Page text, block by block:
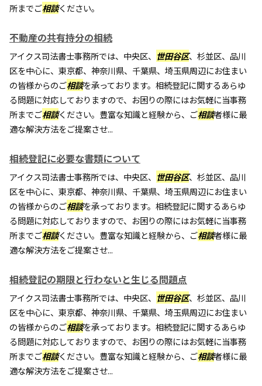
所までご相談ください。
不動産の共有持分の相続
アイクス司法書士事務所では、中央区、 世田谷区、杉並区、品川
区を中心に、東京都、神奈川県、千葉県、埼玉県周辺にお住まい
の皆様からのご相談を承っております。相続登記に関するあらゆ
る問題に対応しておりますので、お困りの際にはお気軽に当事務
所までご相談ください。豊富な知識と経験から、ご相談者様に最
適な解決方法をご提案させ...
相続登記に必要な書類について
アイクス司法書士事務所では、中央区、 世田谷区、杉並区、品川
区を中心に、東京都、神奈川県、千葉県、埼玉県周辺にお住まい
の皆様からのご相談を承っております。相続登記に関するあらゆ
る問題に対応しておりますので、お困りの際にはお気軽に当事務
所までご相談ください。豊富な知識と経験から、ご相談者様に最
適な解決方法をご提案させ...
相続登記の期限と行わないと生じる問題点
アイクス司法書士事務所では、中央区、 世田谷区、杉並区、品川
区を中心に、東京都、神奈川県、千葉県、埼玉県周辺にお住まい
の皆様からのご相談を承っております。相続登記に関するあらゆ
る問題に対応しておりますので、お困りの際にはお気軽に当事務
所までご相談ください。豊富な知識と経験から、ご相談者様に最
適な解決方法をご提案させ...